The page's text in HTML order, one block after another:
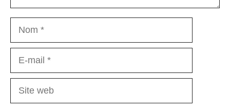
Nom
Site